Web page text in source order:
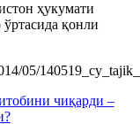
ҳукумати
қонли
05/